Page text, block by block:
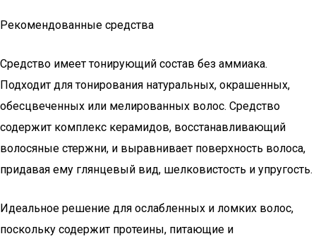
Рекомендованные средства
Средство имеет тонирующий состав без аммиака.
Подходит для тонирования натуральных, окрашенных,
обесцвеченных или мелированных волос. Средство
содержит комплекс керамидов, восстанавливающий
волосяные стержни, и выравнивает поверхность волоса,
придавая ему глянцевый вид, шелковистость и упругость.
Идеальное решение для ослабленных и ломких волос,
поскольку содержит протеины, питающие и